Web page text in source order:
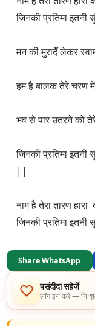
जिनकी प्रतिमा इतनी
मन की मुरादेँ लेकर
हम है बालक तेरे चरण
भव से पार उतरने को
जिनकी प्रतिमा इतनी
||
नाम है तेरा तारण हारा
जिनकी प्रतिमा इतनी
Share WhatsApp
पसंदीदा सहेजें
लॉग इन करें —